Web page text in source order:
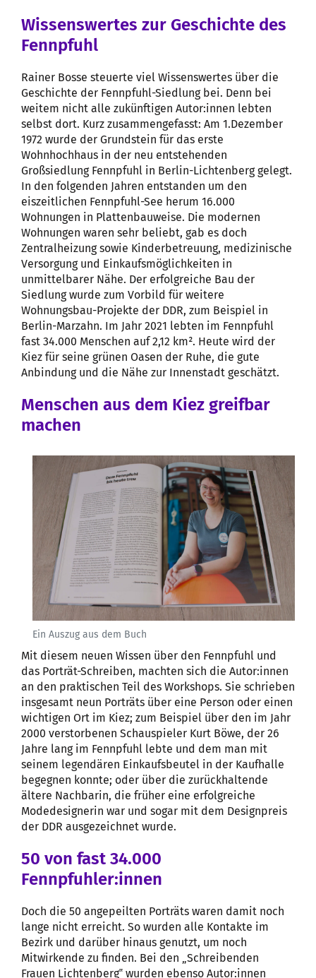
Wissenswertes zur Geschichte des
Fennpfuhl
Rainer Bosse steuerte viel Wissenswertes über die
Geschichte der Fennpfuhl-Siedlung bei. Denn bei
weitem nicht alle zukünftigen Autor:innen lebten
selbst dort. Kurz zusammengefasst: Am 1.Dezember
1972 wurde der Grundstein für das erste
Wohnhochhaus in der neu entstehenden
Großsiedlung Fennpfuhl in Berlin-Lichtenberg gelegt.
In den folgenden Jahren entstanden um den
eiszeitlichen Fennpfuhl-See herum 16.000
Wohnungen in Plattenbauweise. Die modernen
Wohnungen waren sehr beliebt, gab es doch
Zentralheizung sowie Kinderbetreuung, medizinische
Versorgung und Einkaufsmöglichkeiten in
unmittelbarer Nähe. Der erfolgreiche Bau der
Siedlung wurde zum Vorbild für weitere
Wohnungsbau-Projekte der DDR, zum Beispiel in
Berlin-Marzahn. Im Jahr 2021 lebten im Fennpfuhl
fast 34.000 Menschen auf 2,12 km². Heute wird der
Kiez für seine grünen Oasen der Ruhe, die gute
Anbindung und die Nähe zur Innenstadt geschätzt.
Menschen aus dem Kiez greifbar
machen
Ein Auszug aus dem Buch
Mit diesem neuen Wissen über den Fennpfuhl und
das Porträt-Schreiben, machten sich die Autor:innen
an den praktischen Teil des Workshops. Sie schrieben
insgesamt neun Porträts über eine Person oder einen
wichtigen Ort im Kiez; zum Beispiel über den im Jahr
2000 verstorbenen Schauspieler Kurt Böwe, der 26
Jahre lang im Fennpfuhl lebte und dem man mit
seinem legendären Einkaufsbeutel in der Kaufhalle
begegnen konnte; oder über die zurückhaltende
ältere Nachbarin, die früher eine erfolgreiche
Modedesignerin war und sogar mit dem Designpreis
der DDR ausgezeichnet wurde.
50 von fast 34.000
Fennpfuhler:innen
Doch die 50 angepeilten Porträts waren damit noch
lange nicht erreicht. So wurden alle Kontakte im
Bezirk und darüber hinaus genutzt, um noch
Mitwirkende zu finden. Bei den „Schreibenden
Frauen Lichtenberg‟ wurden ebenso Autor:innen